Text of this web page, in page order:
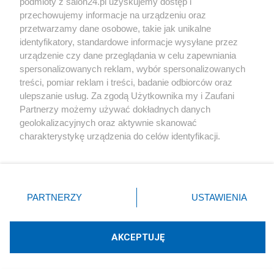
#PiS
PiS odkrywa karty. Demografia,
mieszkania, ETS, deportacje Ukraińców i
rozliczenia
Rozłam, który może zamienić się w sojusz. Terlecki
zdradza tajemnice z posiedzeń PiS
przechowujemy informacje na urządzeniu oraz
przetwarzamy dane osobowe, takie jak unikalne
identyfikatory, standardowe informacje wysyłane przez
urządzenie czy dane przeglądania w celu zapewniania
spersonalizowanych reklam, wybór spersonalizowanych
treści, pomiar reklam i treści, badanie odbiorców oraz
ulepszanie usług. Za zgodą Użytkownika my i Zaufani
Partnerzy możemy używać dokładnych danych
geolokalizacyjnych oraz aktywnie skanować
charakterystykę urządzenia do celów identyfikacji.
zmienić/wycofać klikając przycisk ustawień prywatności
znajdujący się w lewym dolnym rogu strony
rodzaje przetwarzania danych nie wymagają zgody
użytkownika, ale masz prawo sprzeciwić się takiemu
PARTNERZY USTAWIENIA
AKCEPTUJĘ